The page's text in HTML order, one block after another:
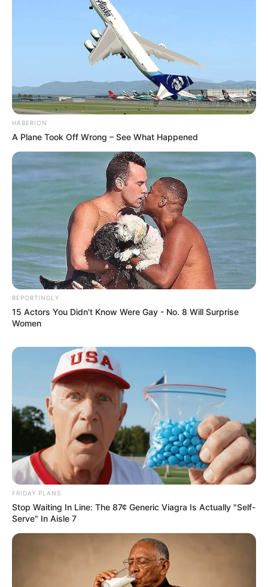
HABERION
A Plane Took Off Wrong – See What Happened
REPORTINGLY
15 Actors You Didn't Know Were Gay - No. 8 Will Surprise
Women
FRIDAY PLANS
Stop Waiting In Line: The 87¢ Generic Viagra Is Actually "Self-
Serve" In Aisle 7